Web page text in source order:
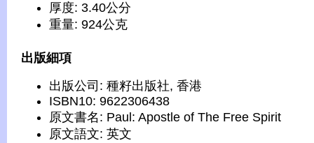
厚度: 3.40公分
重量: 924公克
出版細項
出版公司: 種籽出版社, 香港
ISBN10: 9622306438
原文書名: Paul: Apostle of The Free Spirit
原文語文: 英文